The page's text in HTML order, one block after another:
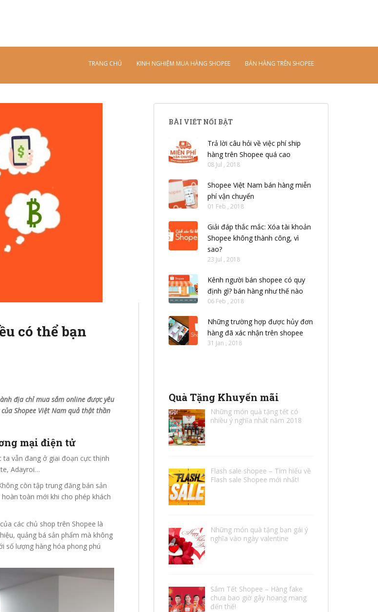
t
o
a
n
c
t
e
t
TRANG CHỦ KINH NGHIỆM MUA HÀNG SHOPEE BÁN HÀNG TRÊN SHOPEE
có thể bạn
địa chỉ mua sắm online được yêu
Shopee Việt Nam quả thật thần
mại điện tử
vẫn đang ở giai đoạn cực thịnh
Adayroi…
còn tập trung đăng bán sản
toàn mới khi cho phép khách
các chủ shop trên Shopee là
quảng bá sản phẩm mà không
số lượng hàng hóa phong phú
BÀI VIẾT NỔI BẬT
Trả lời câu hỏi về việc phí ship
hàng trên Shopee quá cao
08 Jul , 2018
Shopee Việt Nam bán hàng miễn
phí vận chuyển
01 Feb , 2018
Giải đáp thắc mắc: Xóa tài khoản
Shopee không thành công, vì
sao?
23 Jul , 2018
Kênh người bán shopee có quy
định gì? bán hàng như thế nào
06 Feb , 2018
Những trường hợp được hủy đơn
hàng đã xác nhận trên shopee
31 Jan , 2018
Quà Tặng Khuyến mãi
Những món quà tặng tết có
nhiều ý nghĩa nhất năm 2018
Flash sale shopee – Tìm hiểu về
Flash sale Shopee mới nhất!
Những món quà tặng bạn gái ý
nghĩa vào ngày valentine
Sắm Tết Shopee – Hàng fake
chưa bao giờ gây hoang mang
đến thế!